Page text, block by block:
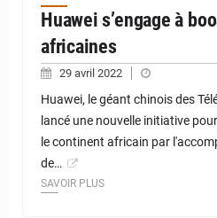
Huawei s’engage à
africaines
29 avril 2022
Huawei, le géant chinois des
lancé une nouvelle initiative
le continent africain par
de…
SAVOIR PLUS